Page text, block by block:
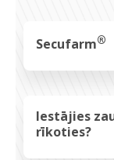
Secufarm®
Iestājies
rīkoties?